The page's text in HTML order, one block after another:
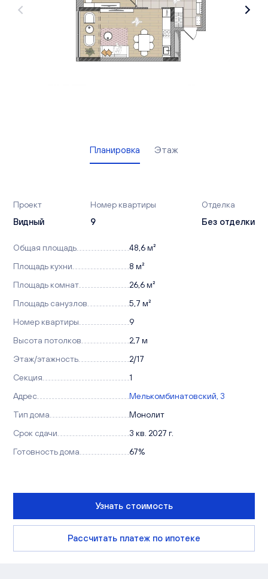
Вакансии
Офисы продаж
Планировка Этаж
Проект
Видный
Номер квартиры
9
Отделка
Без отделки
Общая площадь
48,6 м²
Площадь кухни
8 м²
Площадь комнат
26,6 м²
Площадь санузлов
5,7 м²
Номер квартиры
9
Высота потолков
2,7 м
Этаж/этажность
2/17
Секция
1
Адрес
Мелькомбинатовский, 3
Тип дома
Монолит
Срок сдачи
3 кв. 2027 г.
Готовность дома
67%
Узнать стоимость
Рассчитать платеж по ипотеке